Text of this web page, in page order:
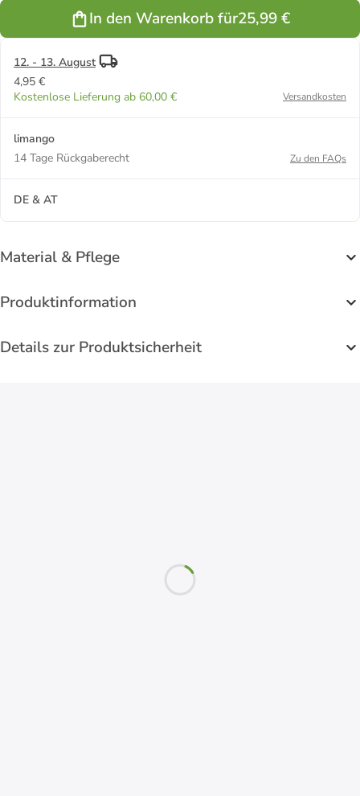
In den Warenkorb für25,99 €
12. - 13. August
4,95 €
Kostenlose Lieferung ab 60,00 €
Versandkosten
limango
14 Tage Rückgaberecht
Zu den FAQs
DE & AT
Material & Pflege
Produktinformation
Details zur Produktsicherheit